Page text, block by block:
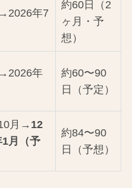
年7
約60日（2
ヶ月・予
想）
年
約60〜90
日（予定）
月→ 12
1月（予
約84〜90
日（予想）